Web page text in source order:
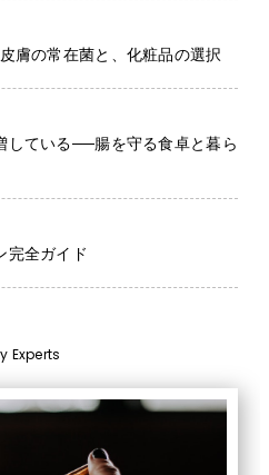
膚の常在菌と、化粧品の選択
している──腸を守る食卓と暮ら
完全ガイド
Experts